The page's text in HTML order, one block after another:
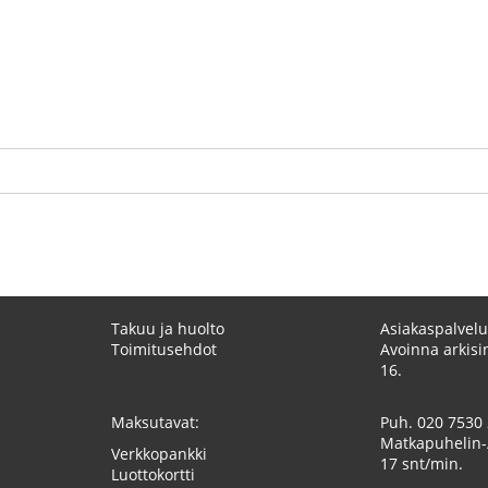
Takuu ja huolto
Toimitusehdot
Maksutavat:
Verkkopankki
Luottokortti
Asiakaspalvelu
Avoinna
16.
Puh. 020 7530
17 snt/min.